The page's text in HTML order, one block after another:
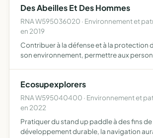
Des Abeilles Et Des Hommes
RNA W595036020 · Environnement et
en 2019
Contribuer à la défense et à la protection
son environnement, permettre aux
Ecosupexplorers
RNA W595040400 · Environnement et
en 2022
Pratiquer du stand up paddle à des fins
développement durable, la navigation